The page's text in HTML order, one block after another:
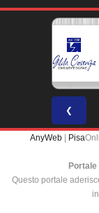
❮
AnyWeb Pisa
Questo portale